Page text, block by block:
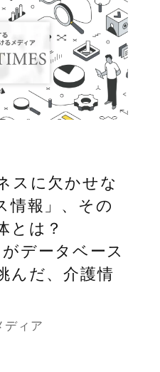
スに欠かせな
情報」、その
とは？
データベース
んだ、介護情
ディア